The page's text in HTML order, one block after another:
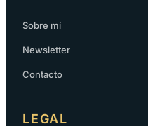
Sobre mí
Newsletter
Contacto
LEGAL